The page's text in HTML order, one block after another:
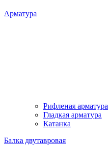
Арматура
Рифленая арматура
Гладкая арматура
Катанка
Балка двутавровая